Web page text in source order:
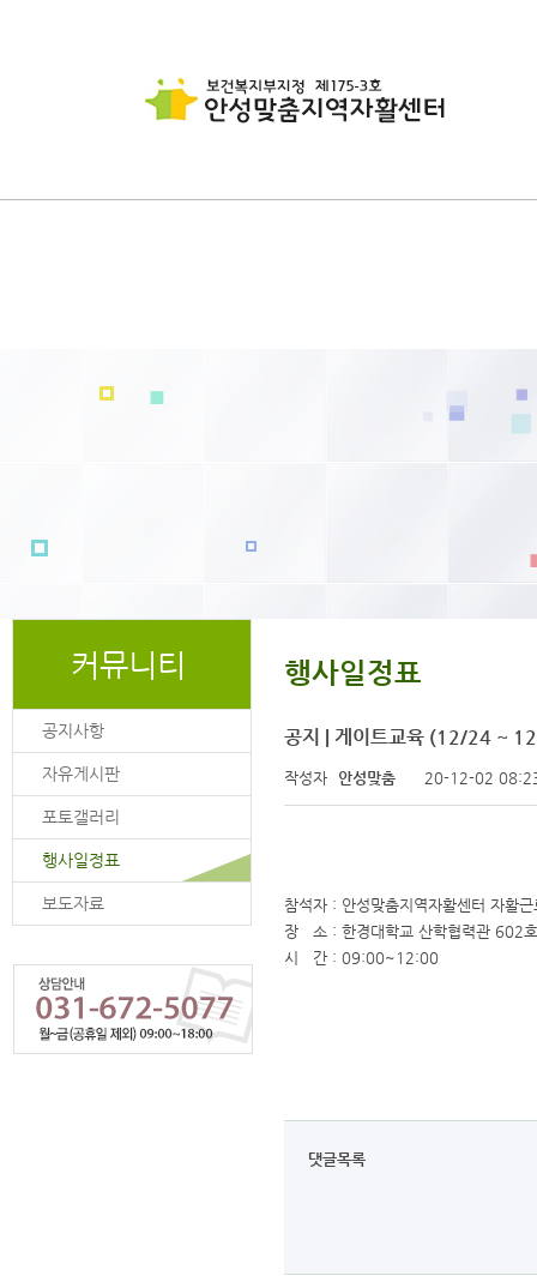
커뮤니티
공지사항
자유게시판
포토갤러리
행사일정표
보도자료
행사일정표
공지 | 게이트교육 (12/24 ~
페이지 정보
작성자 안성맞춤 20-12-02
참석자 : 안성맞춤지역자활센터 자활
장 소 : 한경대학교 산학협력관 602호
시 간 : 09:00~12:00
댓글목록